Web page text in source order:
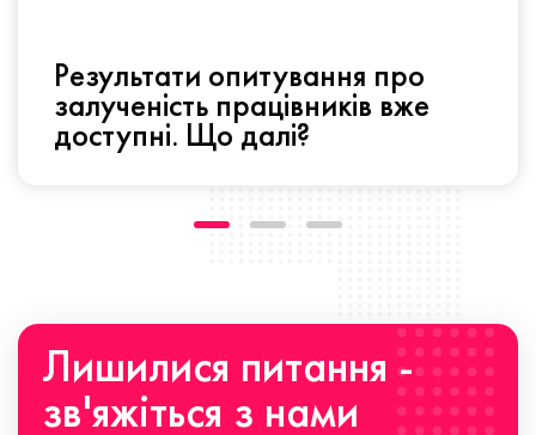
Результати опитування про
залученість працівників вже
доступні. Що далі?
Лишилися питання -
зв'яжіться з нами